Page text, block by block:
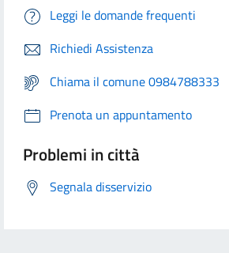
Leggi le domande frequenti
Richiedi Assistenza
Chiama il comune 0984788333
Prenota un appuntamento
Problemi in città
Segnala disservizio